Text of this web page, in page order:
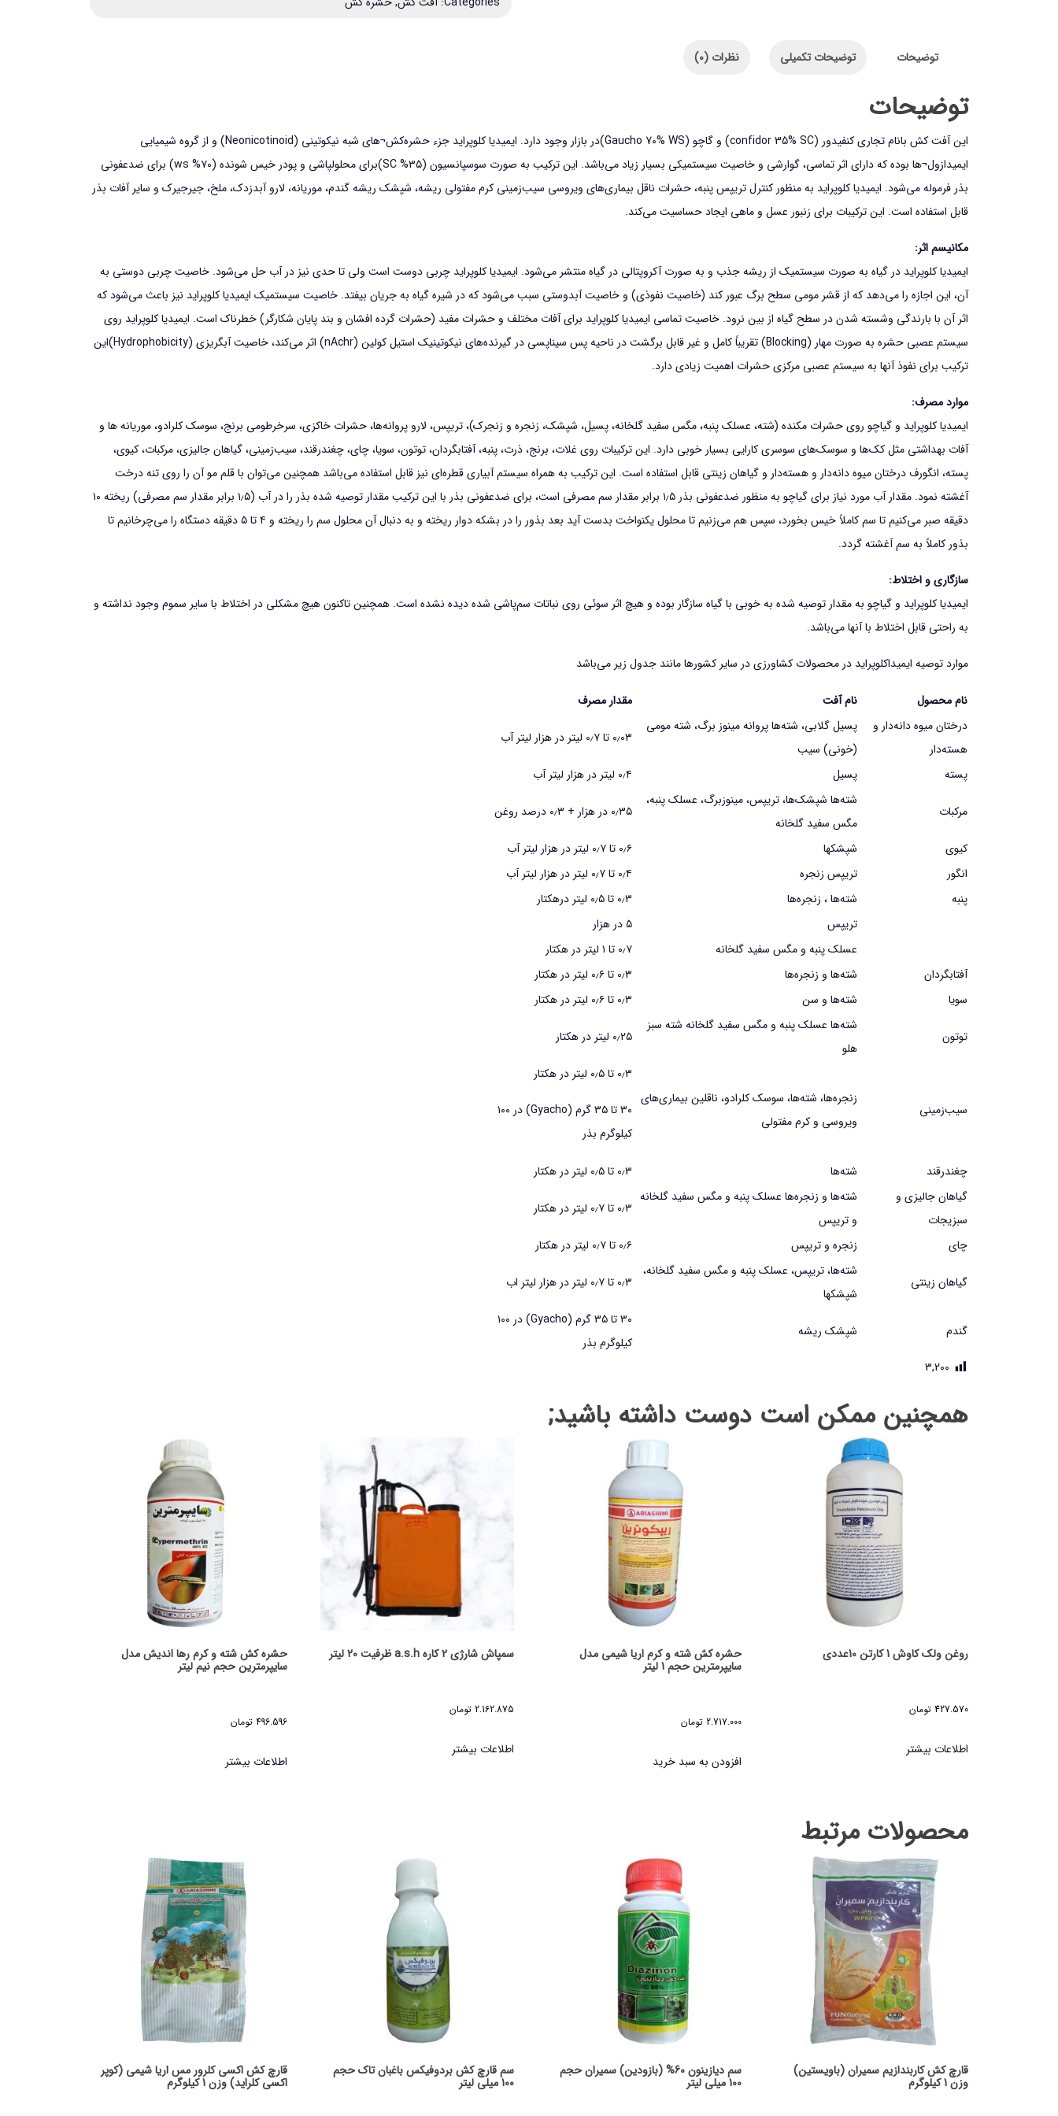
حجم
0.5
لیتر
توضیحات توضیحات تکمیلی نظرات (0)
توضیحات
اين آفت كش بانام تجاري كنفيدور (confidor 35% SC) و گاچو (Gaucho 70% WS)در بازار وجود دارد. ايميديا کلوپراید جزء حشره‌كش¬هاي شبه نيكوتيني (Neonicotinoid) و از گروه شيميايي
ايميدازول¬ها بوده كه داراي اثر تماسي، گوارشي و خاصيت سيستميكي بسيار زياد مي‌باشد. اين تركيب به صورت سوسپانسيون (۳۵% SC)براي محلولپاشي و پودر خيس شونده (۷۰% ws) براي ضدعفوني
بذر فرموله مي‌شود. ايميديا کلوپراید به منظور كنترل تريپس پنبه، حشرات ناقل بيماري‌هاي ويروسي سيب‌زميني كرم مفتولي ريشه، شپشك ريشه گندم، موريانه، لارو آبدزدك، ملخ، جيرجيرك و ساير آفات بذر
قابل استفاده است. اين تركيبات براي زنبور عسل و ماهي ايجاد حساسيت مي‌كند.
مكانيسم اثر:
ايميديا کلوپراید در گياه به صورت سيستميك از ريشه جذب و به صورت آكروپتالي در گياه منتشر مي‌شود. ايميديا کلوپراید چربي دوست است ولي تا حدي نيز در آب حل مي‌شود. خاصيت چربي دوستي به
آن، اين اجازه را مي‌دهد كه از قشر مومي سطح برگ عبور كند (خاصيت نفوذي) و خاصيت آبدوستي سبب مي‌شود كه در شيره گياه به جريان بيفتد. خاصيت سيستميك ايميديا کلوپراید نيز باعث مي‌شود كه
اثر آن با بارندگي وشسته شدن در سطح گياه از بين نرود. خاصيت تماسي ايميديا کلوپراید براي آفات مختلف و حشرات مفيد (حشرات گرده ‌افشان و بند پايان شكارگر) خطرناك است. ايميديا کلوپراید روي
سيستم عصبي حشره به صورت مهار (Blocking) تقريباً كامل و غير قابل برگشت در ناحيه پس سيناپسي در گيرنده‌هاي نيكوتينيك استيل كولين (nAchr) اثر مي‌كند، خاصيت آبگريزي (Hydrophobicity)اين
تركيب براي نفوذ آنها به سيستم عصبي مركزي حشرات اهميت زيادي دارد.
موارد مصرف:
ايميديا کلوپراید و گياچو روي حشرات مكنده (شته، عسلك پنبه، مگس سفيد گلخانه، پسيل، شپشك، زنجره و زنجرك)، تريپس، لارو پروانه‌ها، حشرات خاكزي، سرخرطومي برنج، سوسك كلرادو، موريانه ها و
آفات بهداشتي مثل كك‌ها و سوسك‌هاي سوسري كارايي بسيار خوبي دارد. اين تركيبات روي غلات، برنج، ذرت، پنبه، آفتابگردان، توتون، سويا، چاي، چغندرقند، سيب‌زميني، گياهان جاليزي، مركبات، كيوي،
پسته، انگورف درختان ميوه دانه‌دار و هسته‌دار و گياهان زينتي قابل استفاده است. اين تركيب به همراه سيستم آبياري قطره‌اي نيز قابل استفاده مي‌باشد همچنين مي‌توان با قلم مو آن را روي تنه درخت
آغشته نمود. مقدار آب مورد نياز براي گياچو به منظور ضدعفوني بذر ۱٫۵ برابر مقدار سم مصرفي است، براي ضدعفوني بذر با اين تركيب مقدار توصيه شده بذر را در آب (۱٫۵ برابر مقدار سم مصرفي) ريخته ۱۰
دقيقه صبر مي‌كنيم تا سم كاملاً خيس بخورد، سپس هم مي‌زنيم تا محلول يكنواخت بدست آيد بعد بذور را در بشكه دوار ريخته و به دنبال آن محلول سم را ريخته و ۴ تا ۵ دقيقه دستگاه را مي‌چرخانيم تا
بذور كاملاً به سم آغشته گردد.
سازگاري و اختلاط:
ايميديا کلوپراید و گياچو به مقدار توصيه شده به خوبي با گياه سازگار بوده و هيچ اثر سوئي روي نباتات سم‌پاشي شده ديده نشده است. همچنين تاكنون هيچ مشكلي در اختلاط با ساير سموم وجود نداشته و
به راحتي قابل اختلاط با آنها مي‌باشد.
موارد توصيه ايميداكلوپرايد در محصولات كشاورزي در ساير كشورها مانند جدول زير مي‌باشد
نام محصول نام آفت
مقدار مصرف
درختان ميوه دانه‌دار و
هسته‌دار
پسيل گلابي، شته‌ها پروانه‌ مينوز برگ، شته مومي
(خوني) سيب
۰٫۰۳ تا ۰٫۷ ليتر در هزار ليتر آب
پسته پسيل ۰٫۴ ليتر در هزار ليتر آب
مركبات
شته‌ها شپشك‌ها، تريپس، مينوزبرگ، عسلك پنبه،
مگس سفيد گلخانه
۰٫۳۵ در هزار + ۰٫۳ درصد روغن
كيوي شپشك­ها
۰٫۶ تا ۰٫۷ ليتر در هزار ليتر آب
انگور
تريپس زنجره
۰٫۴ تا ۰٫۷ ليتر در هزار ليتر آب
پنبه
شته‌ها ، زنجره‌ها
۰٫۳ تا ۰٫۵ ليتر درهكتار
تريپس
۵ در هزار
عسلك پنبه و مگس سفيد گلخانه
۰٫۷ تا ۱ ليتر در هكتار
آفتابگردان
شته‌ها و زنجره‌ها
۰٫۳ تا ۰٫۶ ليتر در هكتار
سويا
شته‌ها و سن ۰٫۳ تا ۰٫۶ ليتر در هكتار
توتون
شته‌ها عسلك پنبه‌ و مگس سفيد گلخانه شته سبز
هلو
۰٫۲۵ ليتر در هكتار
سيب‌زميني
زنجره‌ها، شته‌ها، سوسك كلرادو، ناقلين بيماري‌هاي
ويروسي و كرم مفتولي
۰٫۳ تا ۰٫۵ ليتر در هكتار
۳۰ تا ۳۵ گرم (Gyacho) در ۱۰۰
كيلوگرم بذر
چغندرقند شته‌ها
۰٫۳ تا ۰٫۵ ليتر در هكتار
گياهان جاليزي و
سبزيجات
شته‌ها و زنجره‌ها عسلك پنبه و مگس سفيد گلخانه
و تريپس
۰٫۳ تا ۰٫۷ ليتر در هكتار
چاي زنجره و تريپس ۰٫۶ تا ۰٫۷ ليتر در هكتار
گياهان زينتي
شته‌ها، تريپس، عسلك پنبه و مگس سفيد گلخانه،
شپشك­ها
۰٫۳ تا ۰٫۷ ليتر در هزار ليتر اب
گندم شپشك ريشه
۳۰ تا ۳۵ گرم (Gyacho) در ۱۰۰
كيلوگرم بذر
3,200
همچنین ممکن است دوست داشته باشید;
روغن ولک کاوش 1 کارتن 10عددی
427.570 تومان
اطلاعات بیشتر
حشره کش شته و کرم اریا شیمی مدل
سایپرمترین حجم 1 لیتر
2.717.000 تومان
افزودن به سبد خرید
سمپاش شارژی 2 کاره a.s.h ظرفیت 20 لیتر
2.162.875 تومان
اطلاعات بیشتر
حشره کش شته و کرم رها اندیش مدل
سایپرمترین حجم نیم لیتر
496.596 تومان
اطلاعات بیشتر
محصولات مرتبط
قارچ کش کاربندازیم سمیران (باویستین)
وزن 1 کیلوگرم
سم دیازینون 60% (بازودین) سمیران حجم
100 میلی لیتر
سم قارچ کش بردوفیکس باغبان تاک حجم
100 میلی لیتر
قارچ کش اکسی کلرور مس اریا شیمی (کوپر
اکسی کلراید) وزن 1 کیلوگرم